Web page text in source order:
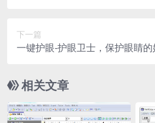
下一篇
一键护眼-护眼卫士，保护眼睛
相关文章